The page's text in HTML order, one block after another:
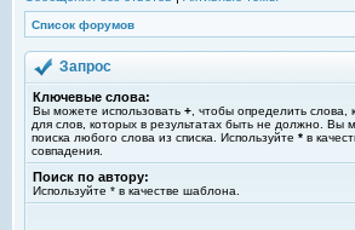
Список форумов
Запрос
Ключевые слова:
Вы можете использовать + , чтобы определить
для слов, которых в результатах быть не должно.
поиска любого слова из списка. Используйте * в
совпадения.
Поиск по автору:
Используйте * в качестве шаблона.